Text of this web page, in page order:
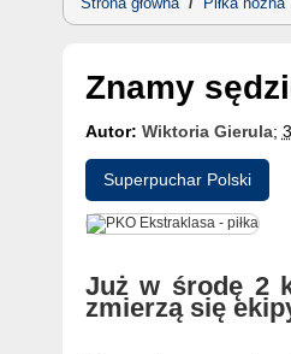
Znamy
Autor: Wiktoria Gierula;
Superpuchar Polski
Już w środę 2
zmierzą się